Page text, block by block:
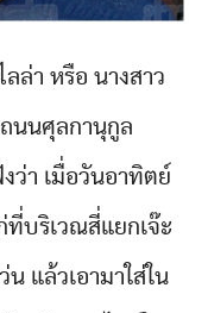
ล่า หรือ นางสาว
นนศุลกานุกูล
ว่า เมื่อวันอาทิตย์
บริเวณสี่แยกเจ๊ะ
น แล้วเอามาใส่ใน